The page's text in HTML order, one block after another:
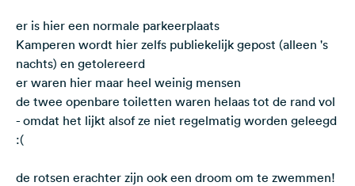
er is hier een normale parkeerplaats
Kamperen wordt hier zelfs publiekelijk gepost (alleen 's
nachts) en getolereerd
er waren hier maar heel weinig mensen
de twee openbare toiletten waren helaas tot de rand vol
- omdat het lijkt alsof ze niet regelmatig worden geleegd
:(
de rotsen erachter zijn ook een droom om te zwemmen!